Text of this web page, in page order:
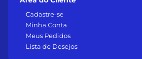
Cadastre-se
Minha Conta
Meus Pedidos
Lista de Desejos